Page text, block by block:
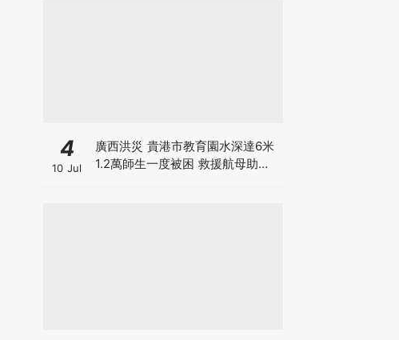
4
10 Jul
廣西洪災 貴港市教育園水深達6米
1.2萬師生一度被困 救援航母助逃